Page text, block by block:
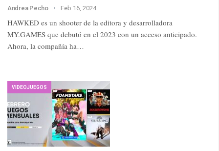
Andrea Pecho Feb 16, 2024
HAWKED es un shooter de la editora y desarrolladora
MY.GAMES que debutó en el 2023 con un acceso anticipado.
Ahora, la compañía ha…
VIDEOJUEGOS